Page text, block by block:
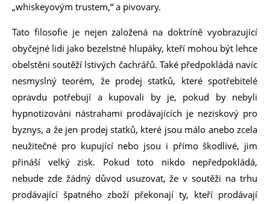
„whiskeyovým trustem,“ a pivovary.
Tato filosofie je nejen založená na doktríně vyobrazující
obyčejné lidi jako bezelstné hlupáky, kteří mohou být lehce
obelstěni soutěží lstivých čachrářů. Také předpokládá navíc
nesmyslný teorém, že prodej statků, které spotřebitelé
opravdu potřebují a kupovali by je, pokud by nebyli
hypnotizováni nástrahami prodávajících je neziskový pro
byznys, a že jen prodej statků, které jsou málo anebo zcela
neužitečné pro kupující nebo jsou i přímo škodlivé, jim
přináší velký zisk. Pokud toto nikdo nepředpokládá,
nebude zde žádný důvod usuzovat, že v soutěži na trhu
prodávající špatného zboží překonají ty, kteří prodávají